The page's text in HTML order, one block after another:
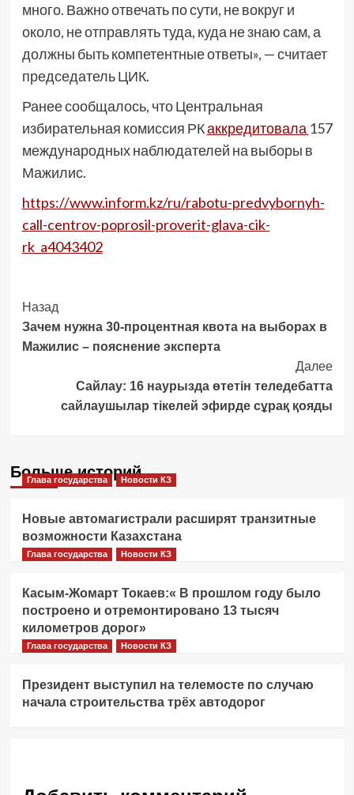
много. Важно отвечать по сути, не вокруг и
около, не отправлять туда, куда не знаю сам, а
должны быть компетентные ответы», — считает
председатель ЦИК.
Ранее сообщалось, что Центральная
избирательная комиссия РКаккредитовала 157
международных наблюдателей на выборы в
Мажилис.
https://www.inform.kz/ru/rabotu-predvybornyh-
call-centrov-poprosil-proverit-glava-cik-
rk_a4043402
Post
Navigation
Назад
Зачем нужна 30-процентная квота на выборах в
Мажилис – пояснение эксперта
Далее
Сайлау: 16 наурызда өтетін теледебатта
сайлаушылар тікелей эфирде сұрақ қояды
Больше историй
Глава государства Новости КЗ
Новые автомагистрали расширят транзитные
возможности Казахстана
Глава государства Новости КЗ
Касым-Жомарт Токаев:« В прошлом году было
построено и отремонтировано 13 тысяч
километров дорог»
Глава государства Новости КЗ
Президент выступил на телемосте по случаю
начала строительства трёх автодорог